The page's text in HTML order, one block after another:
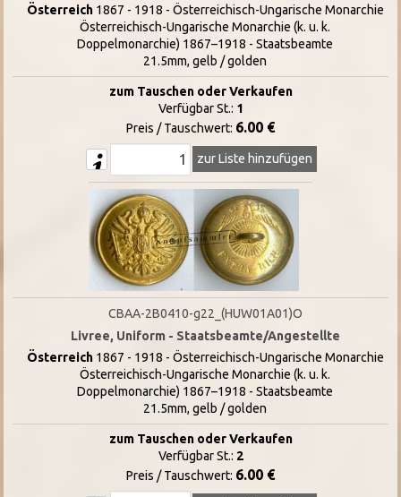
Österreich1867 - 1918 - Österreichisch-Ungarische Monarchie
Österreichisch-Ungarische Monarchie (k. u. k.
Doppelmonarchie) 1867–1918 - Staatsbeamte
21.5mm, gelb / golden
zum Tauschen oder Verkaufen
Verfügbar St.: 1
Preis / Tauschwert: 6.00 €
zur Liste hinzufügen
CBAA-2B0410-g22_(HUW01A01)O
Livree, Uniform - Staatsbeamte/Angestellte
Österreich1867 - 1918 - Österreichisch-Ungarische Monarchie
Österreichisch-Ungarische Monarchie (k. u. k.
Doppelmonarchie) 1867–1918 - Staatsbeamte
21.5mm, gelb / golden
zum Tauschen oder Verkaufen
Verfügbar St.: 2
Preis / Tauschwert: 6.00 €